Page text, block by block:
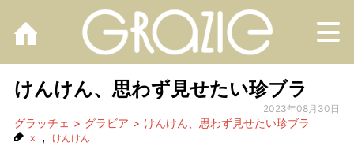
けんけん、思わず見せたい珍ブラ
2023年08月30日
グラッチェ グラビア けんけん、思わず見せたい珍ブラ
x , けんけん